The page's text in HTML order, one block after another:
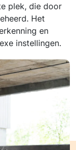
plek, die door
Het
en
instellingen.